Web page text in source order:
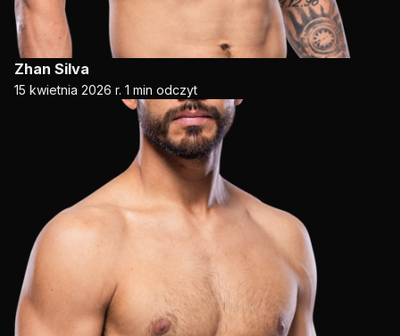
Zhan Silva
15 kwietnia 2026 r. 1 min odczyt